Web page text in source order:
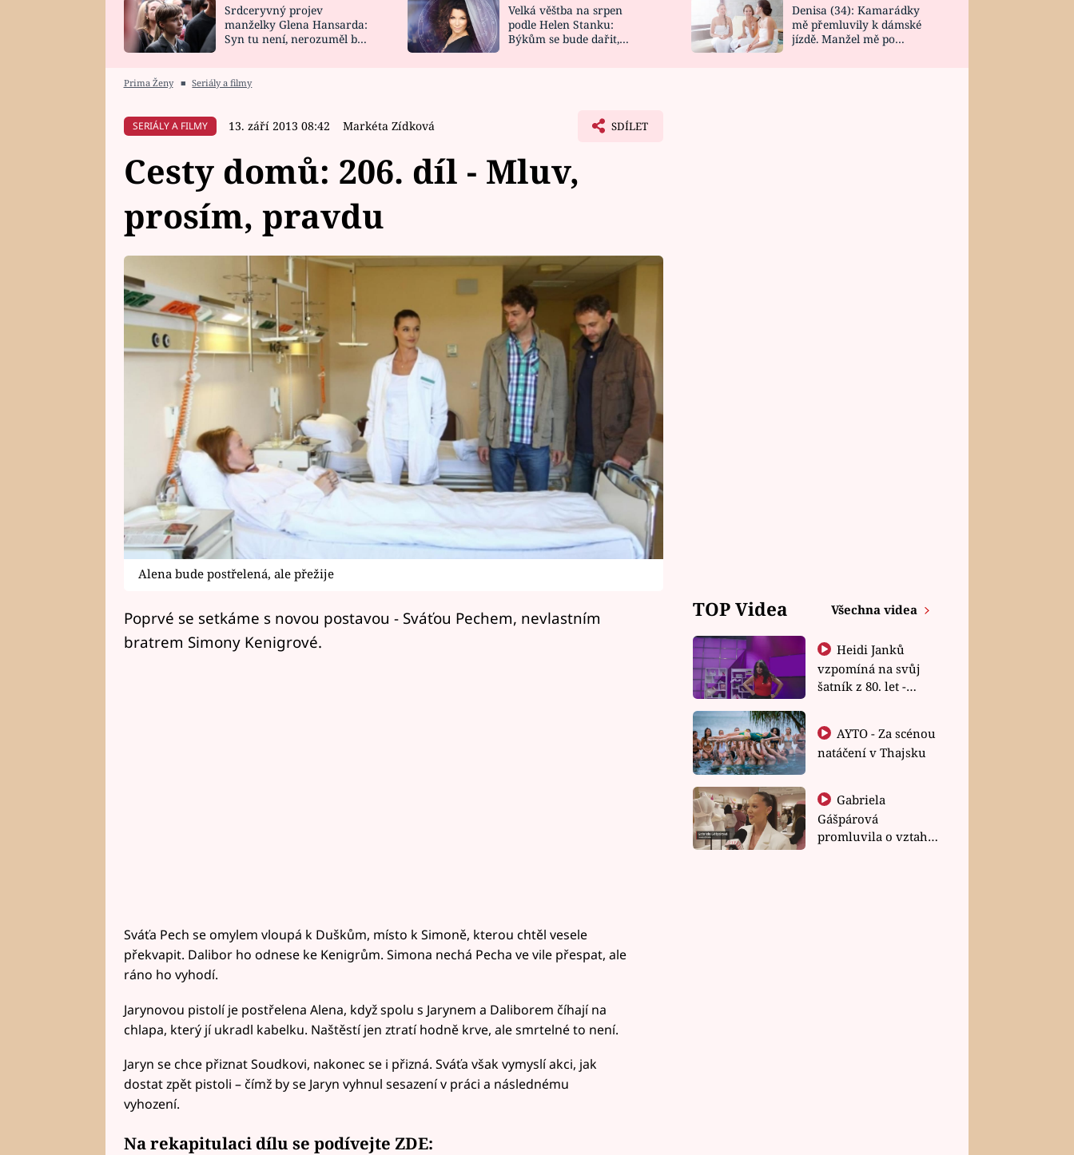
HOROSKOP NA
CELEBRITY
VAŘENÍ
NOVINKY
VIDEORECEPTY
DESIGN
Srdceryvný projev
manželky Glena Hansarda:
Syn tu není, nerozuměl by
Velká věštba na srpen
podle Helen Stanku:
Býkům se bude dařit,
Denisa (34): Kamarádky
mě přemluvily k dámské
jízdě. Manžel mě po
Prima Ženy ■ Seriály a filmy
SERIÁLY A FILMY 13. září 2013 08:42 Markéta Zídková SDÍLET
Cesty domů: 206. díl - Mluv,
prosím, pravdu
Alena bude postřelená, ale přežije
Poprvé se setkáme s novou postavou - Sváťou Pechem, nevlastním
bratrem Simony Kenigrové.
Sváťa Pech se omylem vloupá k Duškům, místo k Simoně, kterou chtěl vesele
překvapit. Dalibor ho odnese ke Kenigrům. Simona nechá Pecha ve vile přespat, ale
ráno ho vyhodí.
Jarynovou pistolí je postřelena Alena, když spolu s Jarynem a Daliborem číhají na
chlapa, který jí ukradl kabelku. Naštěstí jen ztratí hodně krve, ale smrtelné to není.
Jaryn se chce přiznat Soudkovi, nakonec se i přizná. Sváťa však vymyslí akci, jak
dostat zpět pistoli – čímž by se Jaryn vyhnul sesazení v práci a následnému
vyhození.
Na rekapitulaci dílu se podívejte ZDE:
TOP Videa Všechna videa
Heidi Janků
vzpomíná na svůj
šatník z 80. let -
natáčení v Thajsku
Gabriela
Gášpárová
promluvila o vztahu